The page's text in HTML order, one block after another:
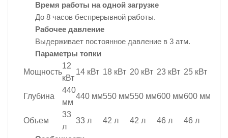
Время работы на одной загрузке
До 8 часов беспрерывной работы.
Рабочее давление
Выдерживает постоянное давление в 3 атм.
Параметры топки
Мощность
12
кВт
14 кВт 18 кВт 20 кВт 23 кВт 25 кВт
Глубина
440
мм
440 мм550 мм550 мм600 мм600 мм
Объем
33
л
33 л 42 л 42 л 46 л 46 л